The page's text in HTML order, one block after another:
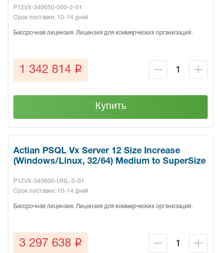
P12VX-340650-000-2-01
Срок поставки: 10-14 дней
Бессрочная лицензия. Лицензия для коммерческих организаций.
1 342 814 q
Купить
Actian PSQL Vx Server 12 Size Increase
(Windows/Linux, 32/64) Medium to SuperSize
P12VX-340600-UNL-2-01
Срок поставки: 10-14 дней
Бессрочная лицензия. Лицензия для коммерческих организаций.
3 297 638 q